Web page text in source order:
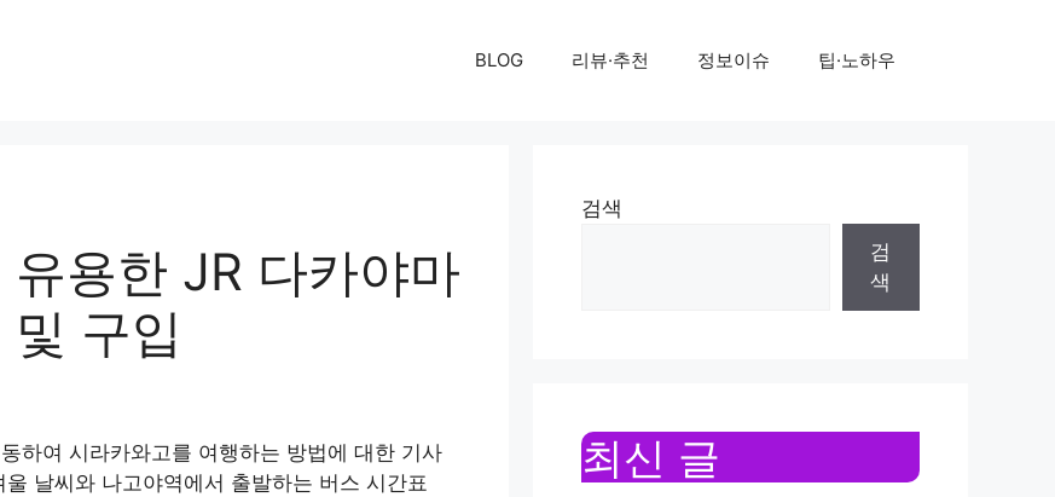
BLOG 리뷰·추천 정보이슈 팁·노하우
용한 JR 다카야마
구입
하여 시라카와고를 여행하는 방법에 대한 기사
날씨와 나고야역에서 출발하는 버스 시간표
검색
검
색
최신 글